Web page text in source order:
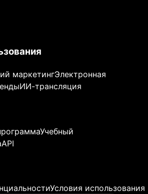
маркетингЭлектронная
ИИ-трансляция
Учебный
API
Условия использования